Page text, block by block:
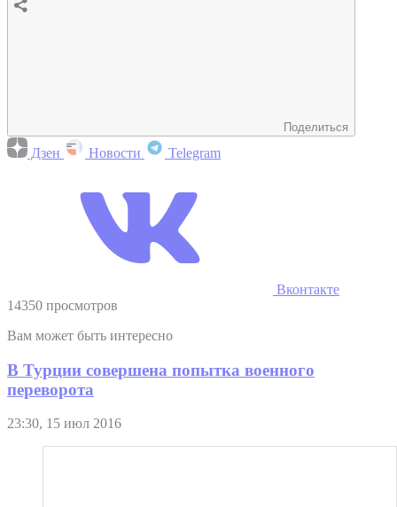
Поделиться
Дзен Новости Telegram
Вконтакте
14350 просмотров
Вам может быть интересно
В Турции совершена попытка военного
переворота
23:30, 15 июл 2016